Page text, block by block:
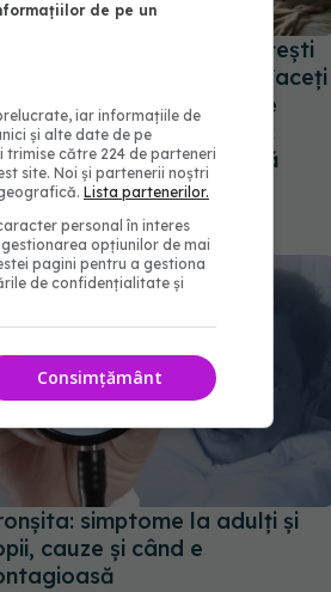
Cum să îmbunătățești
aerului din casă. Faceți
înainte cu 15 minute de
Dr. Cristian Oancea:
la tot ce poate să
praf
mai 2024, 13:20
simptome la adulți și
cauze și când e
de pe un
iar informațiile de
și alte date de pe
către 224 de parteneri
site. Noi și partenerii noștri
Lista partenerilor.
personal în interes
opțiunilor de mai
pagini pentru a gestiona
de confidențialitate și
Consimțământ